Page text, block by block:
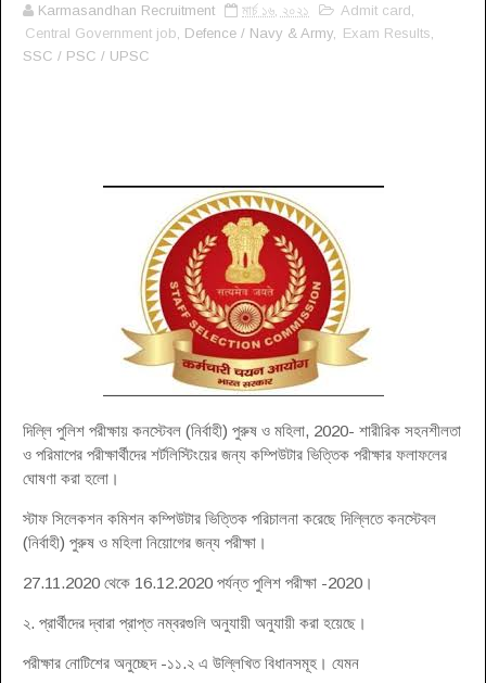
Karmasandhan Recruitment মার্চ ১৬, ২০২১ Admit card
Central Government job , Defence / Navy & Army, Exam Results
SSC / PSC / UPSC
দিল্লি পুলিশ পরীক্ষায় কনস্টেবল (নির্বাহী) পুরুষ ও মহিলা, 2020- শারীরিক সহনশীলতা
ও পরিমাপের পরীক্ষার্থীদের শর্টলিস্টিংয়ের জন্য কম্পিউটার ভিত্তিক পরীক্ষার ফলাফলের
ঘোষণা করা হলো।
স্টাফ সিলেকশন কমিশন কম্পিউটার ভিত্তিক পরিচালনা করেছে দিল্লিতে কনস্টেবল
(নির্বাহী) পুরুষ ও মহিলা নিয়োগের জন্য পরীক্ষা।
27.11.2020 থেকে 16.12.2020 পর্যন্ত পুলিশ পরীক্ষা -2020।
২. প্রার্থীদের দ্বারা প্রাপ্ত নম্বরগুলি অনুযায়ী অনুযায়ী করা হয়েছে।
পরীক্ষার নোটিশের অনুচ্ছেদ -১১.২ এ উল্লিখিত বিধানসমূহ। যেমন